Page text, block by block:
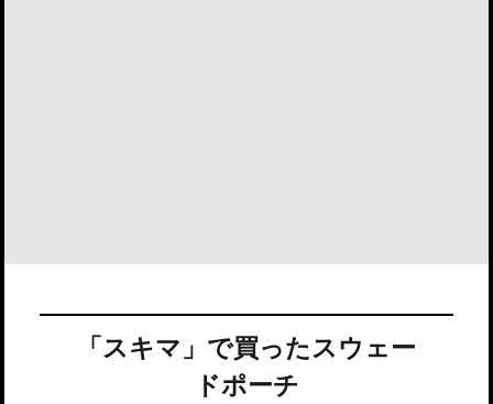
「スキマ」で買ったスウェー
ドポーチ